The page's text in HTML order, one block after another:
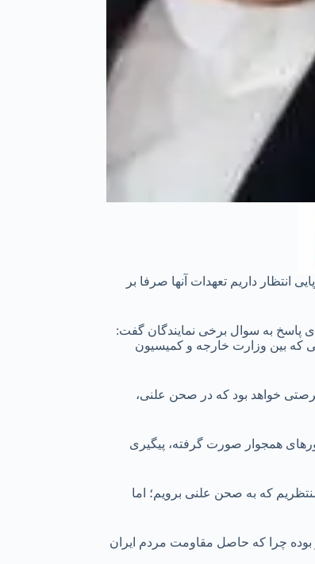
داریم تعهدات آنها صرفا بر
به سوال برخی نمایندگان گفت:
که بین وزارت خارجه و کمیسیون
خواهد بود که در صحن علنی،
همجوار صورت گرفته، پیگیری
که به صحن علنی برویم؛ اما
بوده چرا که حاصل مقاومت مردم ایران